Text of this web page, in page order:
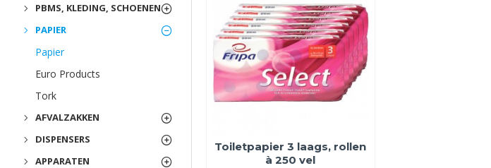
PBMS, KLEDING, SCHOENEN
PAPIER
Papier
Euro Products
Tork
AFVALZAKKEN
DISPENSERS
APPARATEN
Toiletpapier 3 laags, rollen
à 250 vel